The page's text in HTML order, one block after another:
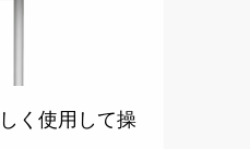
く使用して操